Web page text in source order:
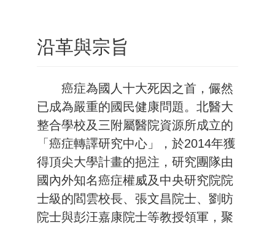
沿革與宗旨
癌症為國人十大死因之首，儼然
已成為嚴重的國民健康問題。北醫大
整合學校及三附屬醫院資源所成立的
「癌症轉譯研究中心」， 於2014年獲
得頂尖大學計畫的挹注， 研究團隊由
國內外知名癌症權威及中央研究院院
士級的閻雲校長、 張文昌院士、劉昉
院士與彭汪嘉康院士等教授領軍，聚